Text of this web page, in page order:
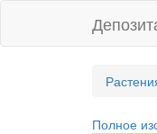
Полное